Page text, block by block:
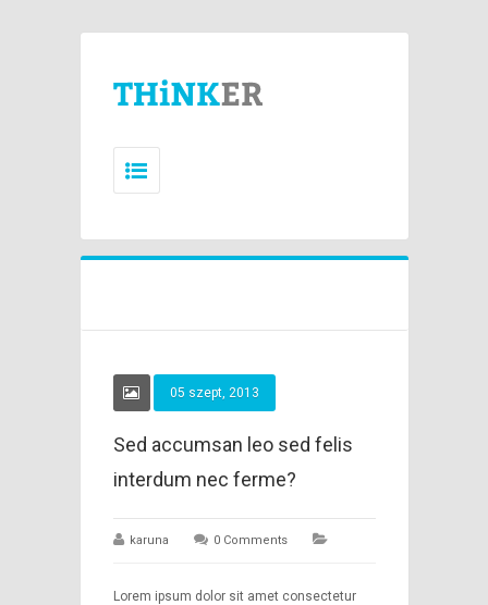
05 szept, 2013
Sed accumsan leo sed felis
interdum nec ferme?
karuna 0 Comments
Lorem ipsum dolor sit amet consectetur